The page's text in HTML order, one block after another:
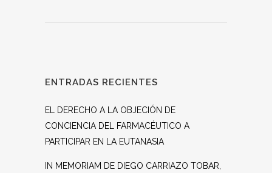
ENTRADAS RECIENTES
EL DERECHO A LA OBJECIÓN DE
CONCIENCIA DEL FARMACÉUTICO A
PARTICIPAR EN LA EUTANASIA
IN MEMORIAM DE DIEGO CARRIAZO TOBAR,